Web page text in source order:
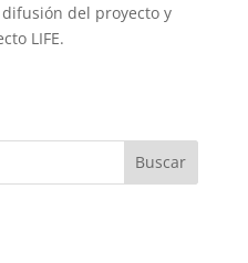
del proyecto y
LIFE.